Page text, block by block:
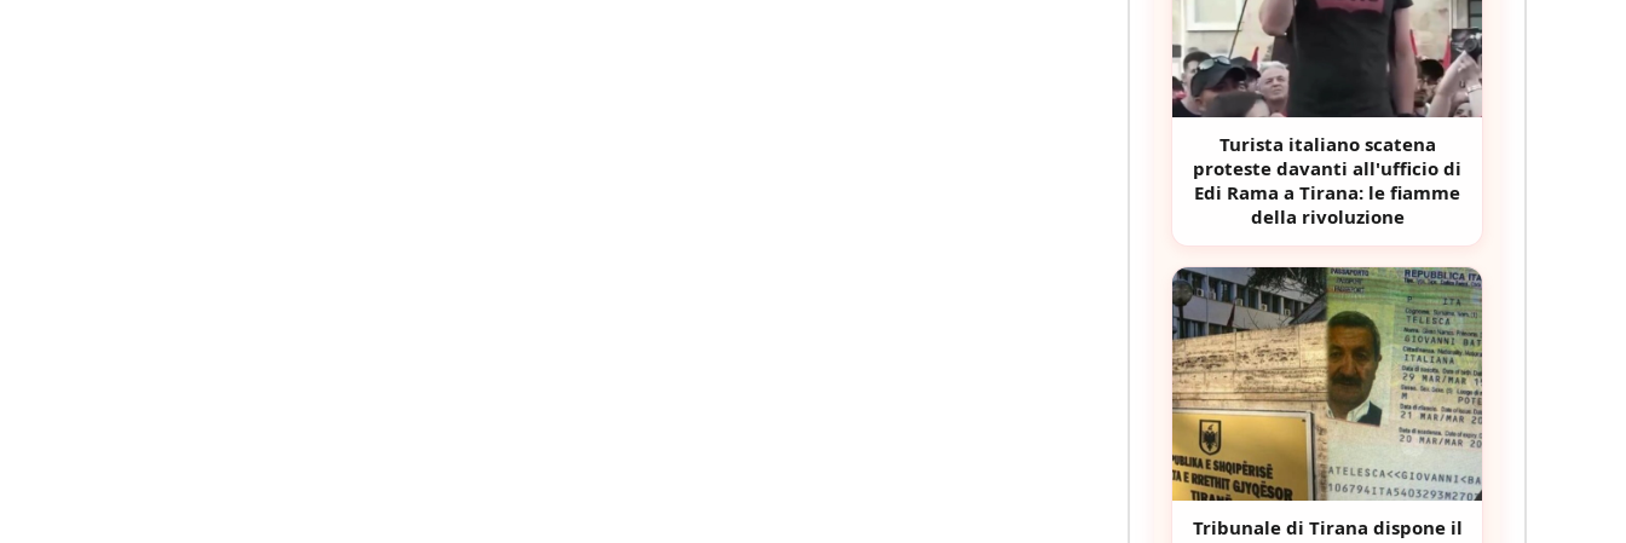
Turista italiano scatena
proteste davanti all'ufficio di
Edi Rama a Tirana: le fiamme
della rivoluzione
Tribunale di Tirana dispone il